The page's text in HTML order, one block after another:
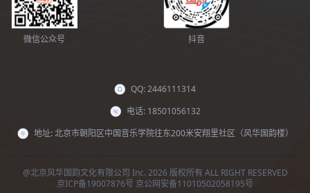
微信公众号 抖音
QQ: 2446111314
电话: 18501056132
地址: 北京市朝阳区中国音乐学院往东200米安翔里社区（风华国韵楼）
@北京风华国韵文化有限公司 Inc. 2026 版权所有 ALL RIGHT RESERVED
京ICP备19007876号 京公网安备11010502058195号